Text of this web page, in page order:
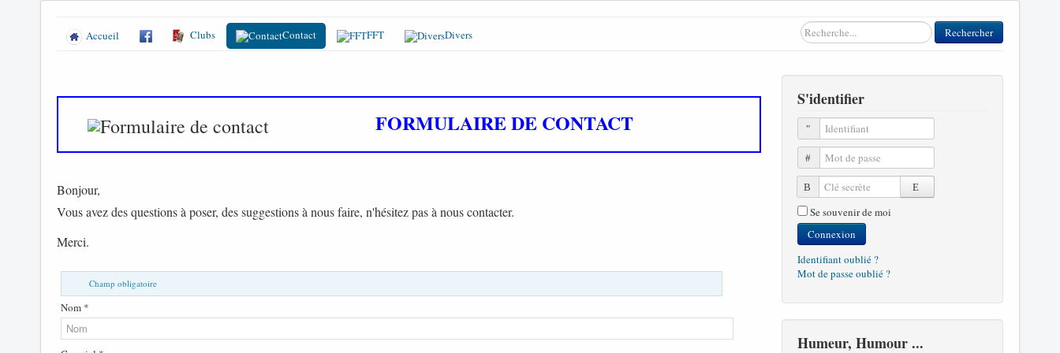
Rechercher Rechercher
Accueil Clubs Contact FFT Divers
FORMULAIRE DE CONTACT
Bonjour,
Vous avez des questions à poser, des suggestions à nous faire, n'hésitez pas à nous contacter.
Merci.
Champ obligatoire
Nom *
S'identifier
Identifiant
Mot de passe
Clé secrète
Se souvenir de moi
Connexion
Identifiant oublié ?
Mot de passe oublié ?
Humeur, Humour ...